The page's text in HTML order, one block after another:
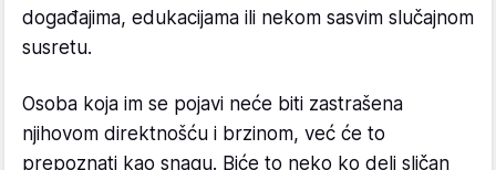
događajima, edukacijama ili nekom sasvim slučajnom
susretu.
Osoba koja im se pojavi neće biti zastrašena
njihovom direktnošću i brzinom, već će to
prepoznati kao snagu. Biće to neko ko deli sličan